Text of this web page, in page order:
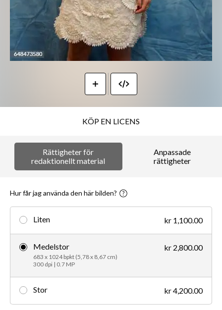
KÖP EN LICENS
Rättigheter för
redaktionellt material
Anpassade
rättigheter
Hur får jag använda den här bilden?
Liten kr 1,100.00
Medelstor
683 x 1024 bpkt (5,78 x 8,67 cm)
300 dpi | 0.7 MP
kr 2,800.00
Stor kr 4,200.00